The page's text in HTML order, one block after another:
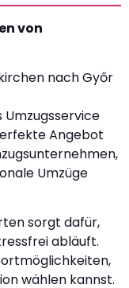
von
nach Győr
Angebot
Umzüge
sorgt dafür,
abläuft.
wählen kannst.